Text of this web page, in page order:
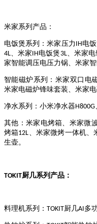
米家系列产品：
电饭煲系列：米家压力 IH 电
4L 、米家 IH 电饭煲 3L 、米家
家智能调压电压力锅、米家
智能磁炉系列：米家双口电
米家电磁炉锋味套装、米家
净水系列：小米净水器 H800G
其他：米家电烤箱、米家微波
烤箱12L 、米家微烤一体机
生壶。
TOKIT厨几系列产品：
料理机系列： TOKIT厨几AI 多